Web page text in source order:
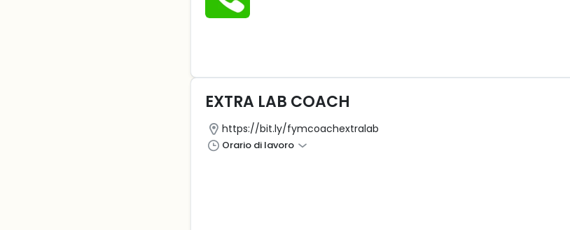
EXTRA LAB COACH
https://bit.ly/fymcoachextralab
Orario di lavoro